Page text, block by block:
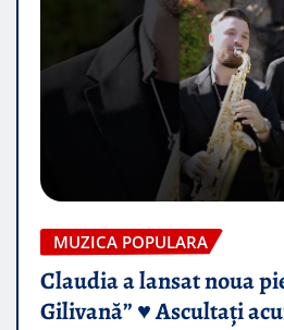
MUZICA POPULARA
Claudia a lansat noua
Gilivană” ♥️ Ascultați